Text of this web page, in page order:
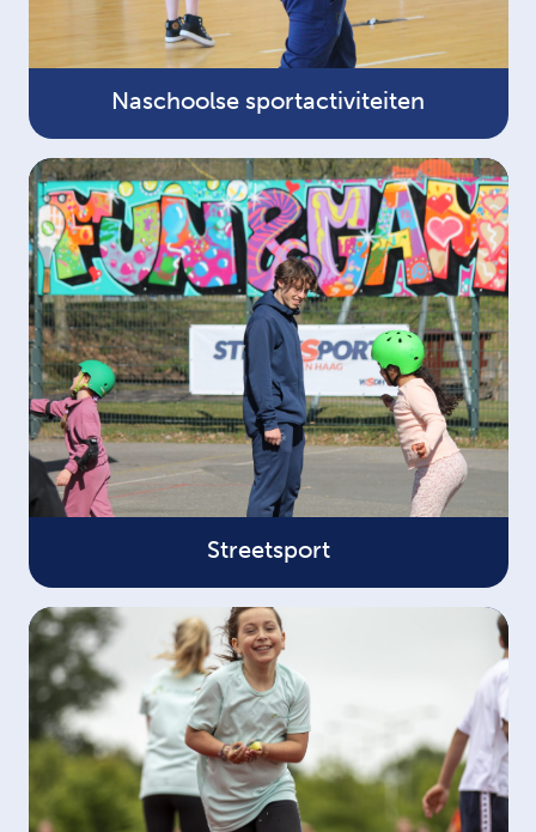
Naschoolse sportactiviteiten
Streetsport